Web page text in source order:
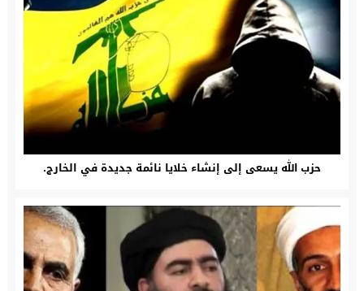
حزب الله يسعى إلى إنشاء خلايا نائمة جديدة في الخارج.